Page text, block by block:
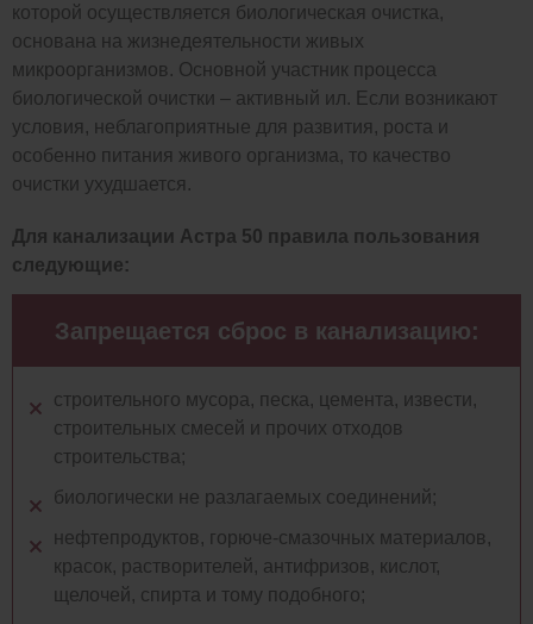
которой осуществляется биологическая очистка,
основана на жизнедеятельности живых
микроорганизмов. Основной участник процесса
биологической очистки – активный ил. Если возникают
условия, неблагоприятные для развития, роста и
особенно питания живого организма, то качество
очистки ухудшается.
Для канализации Астра 50 правила пользования
следующие:
Запрещается сброс в канализацию:
строительного мусора, песка, цемента, извести,
строительных смесей и прочих отходов
строительства;
биологически не разлагаемых соединений;
нефтепродуктов, горюче-смазочных материалов,
красок, растворителей, антифризов, кислот,
щелочей, спирта и тому подобного;